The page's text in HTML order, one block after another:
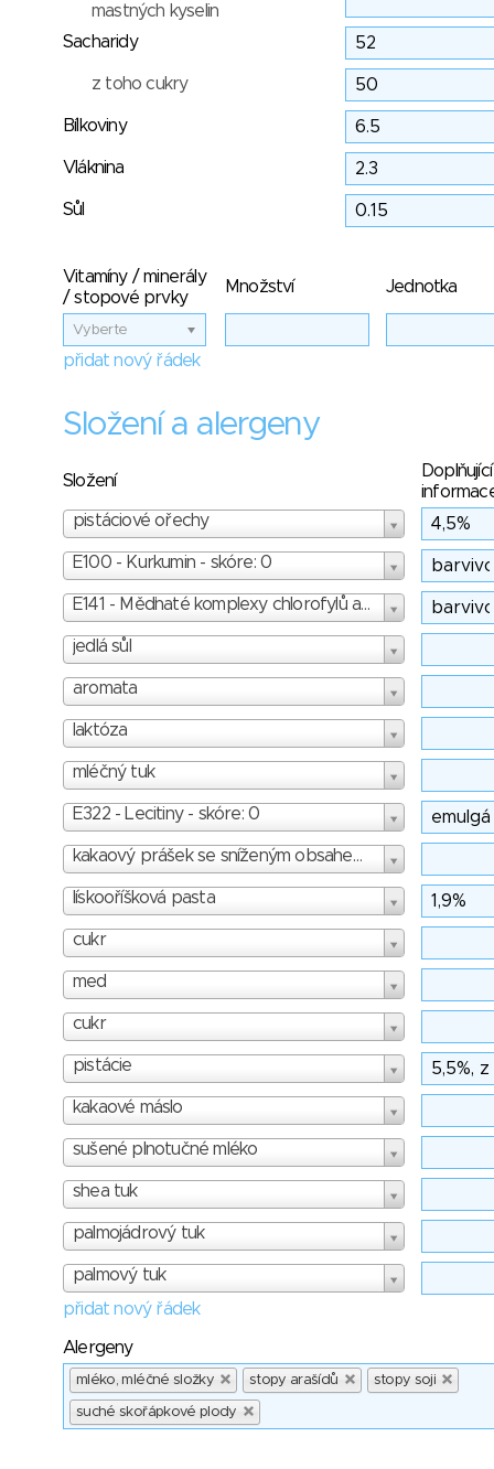
mastných kyselin
Sacharidy
z toho cukry
Bílkoviny
Vláknina
Sůl
Vitamíny / minerály
/ stopové prvky
Množství Jednotka
Vyberte
přidat nový řádek
Složení a alergeny
Složení
Doplňující
pistáciové ořechy
E100 - Kurkumin - skóre: 0
E141 - Měďnaté komplexy chlorofylů a chlorofylinů - skóre: 1
jedlá sůl
aromata
laktóza
mléčný tuk
E322 - Lecitiny - skóre: 0
kakaový prášek se sníženým obsahem tuku
lískooříšková pasta
cukr
med
cukr
pistácie
kakaové máslo
sušené plnotučné mléko
shea tuk
palmojádrový tuk
palmový tuk
přidat nový řádek
Alergeny
mléko, mléčné složky stopy arašídů stopy soji
suché skořápkové plody